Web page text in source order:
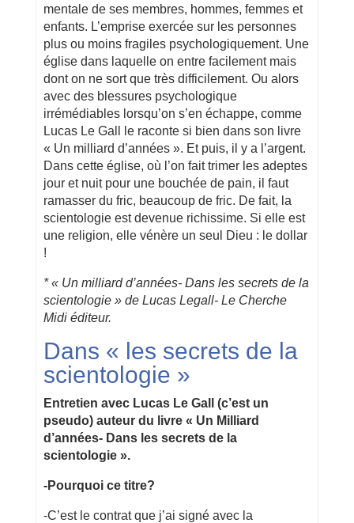
mentale de ses membres, hommes, femmes et
enfants. L’emprise exercée sur les personnes
plus ou moins fragiles psychologiquement. Une
église dans laquelle on entre facilement mais
dont on ne sort que très difficilement. Ou alors
avec des blessures psychologique
irrémédiables lorsqu’on s’en échappe, comme
Lucas Le Gall le raconte si bien dans son livre
« Un milliard d’années ». Et puis, il y a l’argent.
Dans cette église, où l’on fait trimer les adeptes
jour et nuit pour une bouchée de pain, il faut
ramasser du fric, beaucoup de fric. De fait, la
scientologie est devenue richissime. Si elle est
une religion, elle vénère un seul Dieu : le dollar
!
* « Un milliard d’années- Dans les secrets de la
scientologie » de Lucas Legall- Le Cherche
Midi éditeur.
Dans « les secrets de la
scientologie »
Entretien avec Lucas Le Gall (c’est un
pseudo) auteur du livre « Un Milliard
d’années- Dans les secrets de la
scientologie ».
-Pourquoi ce titre?
-C’est le contrat que j’ai signé avec la